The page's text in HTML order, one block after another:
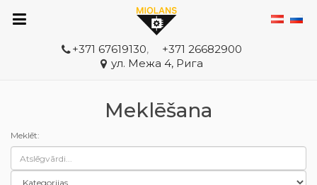
+371 67619130,
+371 26682900
ул. Межа 4, Рига
Meklēšana
Meklēt: